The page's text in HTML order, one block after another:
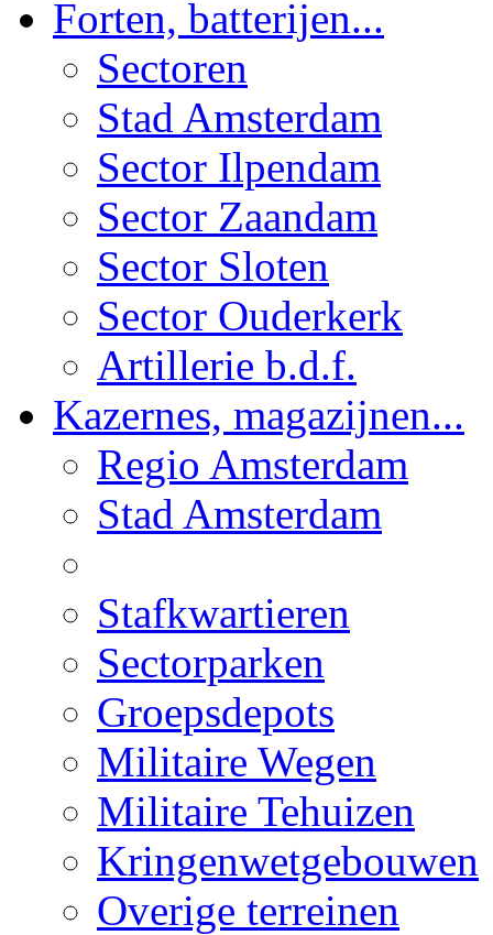
Forten, batterijen...
Sectoren
Stad Amsterdam
Sector Ilpendam
Sector Zaandam
Sector Sloten
Sector Ouderkerk
Artillerie b.d.f.
Kazernes, magazijnen...
Regio Amsterdam
Stad Amsterdam
Stafkwartieren
Sectorparken
Groepsdepots
Militaire Wegen
Militaire Tehuizen
Kringenwetgebouwen
Overige terreinen